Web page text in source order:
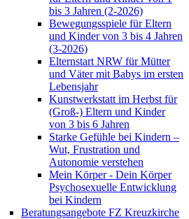
bis 3 Jahren (2-2026)
Bewegungsspiele für Eltern
und Kinder von 3 bis 4 Jahren
(3-2026)
Elternstart NRW für Mütter
und Väter mit Babys im ersten
Lebensjahr
Kunstwerkstatt im Herbst für
(Groß-) Eltern und Kinder
von 3 bis 6 Jahren
Starke Gefühle bei Kindern –
Wut, Frustration und
Autonomie verstehen
Mein Körper - Dein Körper
Psychosexuelle Entwicklung
bei Kindern
Beratungsangebote FZ Kreuzkirche